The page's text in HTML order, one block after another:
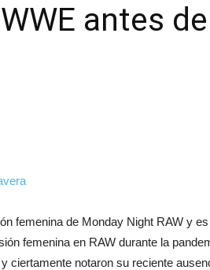
antes
femenina de Monday Night RAW y
femenina en RAW durante la
ciertamente notaron su reciente